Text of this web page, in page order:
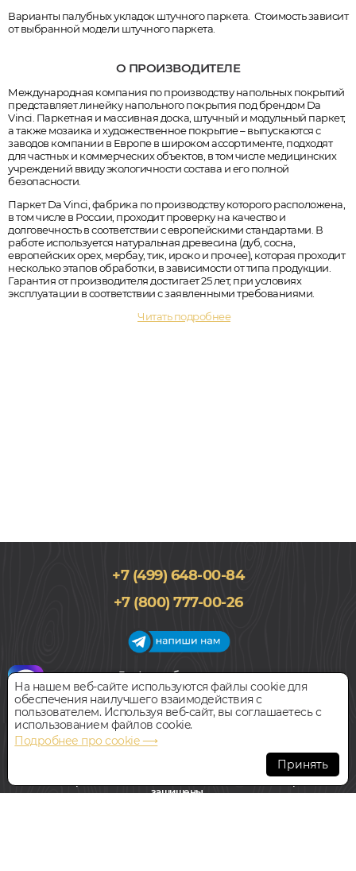
Варианты палубных укладок штучного паркета. Стоимость зависит
от выбранной модели штучного паркета.
О ПРОИЗВОДИТЕЛЕ
Международная компания по производству напольных покрытий
представляет линейку напольного покрытия под брендом Da
Vinci. Паркетная и массивная доска, штучный и модульный паркет,
а также мозаика и художественное покрытие – выпускаются с
заводов компании в Европе в широком ассортименте, подходят
для частных и коммерческих объектов, в том числе медицинских
учреждений ввиду экологичности состава и его полной
безопасности.
Паркет Da Vinci, фабрика по производству которого расположена,
в том числе в России, проходит проверку на качество и
долговечность в соответствии с европейскими стандартами. В
работе используется натуральная древесина (дуб, сосна,
европейских орех, мербау, тик, ироко и прочее), которая проходит
несколько этапов обработки, в зависимости от типа продукции.
Гарантия от производителя достигает 25 лет, при условиях
эксплуатации в соответствии с заявленными требованиями.
Читать подробнее
+7 (499) 648-00-84
+7 (800) 777-00-26
График работы салона
Пн-Вс с 09:00 до 21:00
Наш адрес:127018, г. Москва,
ул.Складочная, д.1, строение 9
Всегда свободная парковка
защищены.
На нашем веб-сайте используются файлы cookie для
обеспечения наилучшего взаимодействия с
пользователем. Используя веб-сайт, вы соглашаетесь с
использованием файлов cookie.
Подробнее про cookie ⟶
Принять